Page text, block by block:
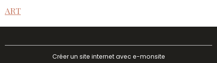
ART
Créer un site internet avec e-monsite